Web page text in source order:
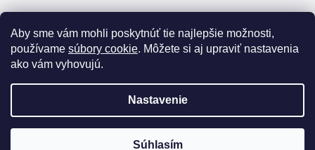
Aby sme vám mohli poskytnúť tie najlepšie možnosti,
používame súbory cookie. Môžete si aj upraviť nastavenia
ako vám vyhovujú.
Nastavenie
Súhlasím